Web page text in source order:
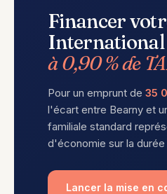
Financer
à 0,90 % de
Pour un emprunt de 35
l'écart entre Bearny et
familiale standard
d'économie sur la
Lancer la mise en